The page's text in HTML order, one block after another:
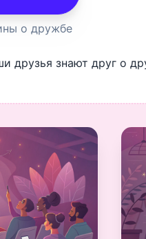
о дружбе
друзья знают друг о